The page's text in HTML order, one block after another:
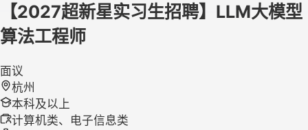
【2027超新星实习生招聘】LLM大模型
算法工程师
面议
杭州
本科及以上
计算机类、电子信息类